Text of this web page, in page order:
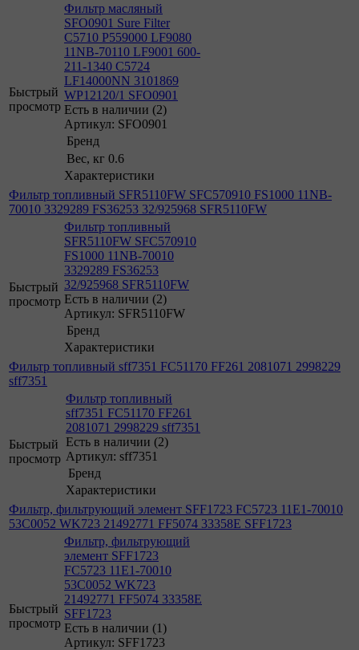
Быстрый
просмотр
Фильтр масляный
SFO0901 Sure Filter
C5710 P559000 LF9080
11NB-70110 LF9001 600-
211-1340 C5724
LF14000NN 3101869
WP12120/1 SFO0901
Есть в наличии (2)
Артикул: SFO0901
Бренд
Вес, кг 0.6
Характеристики
Фильтр топливный SFR5110FW SFC570910 FS1000 11NB-
70010 3329289 FS36253 32/925968 SFR5110FW
Быстрый
просмотр
Фильтр топливный
SFR5110FW SFC570910
FS1000 11NB-70010
3329289 FS36253
32/925968 SFR5110FW
Есть в наличии (2)
Артикул: SFR5110FW
Бренд
Характеристики
Фильтр топливный sff7351 FC51170 FF261 2081071 2998229
sff7351
Быстрый
просмотр
Фильтр топливный
sff7351 FC51170 FF261
2081071 2998229 sff7351
Есть в наличии (2)
Артикул: sff7351
Бренд
Характеристики
Фильтр, фильтрующий элемент SFF1723 FC5723 11E1-70010
53C0052 WK723 21492771 FF5074 33358E SFF1723
Быстрый
просмотр
Фильтр, фильтрующий
элемент SFF1723
FC5723 11E1-70010
53C0052 WK723
21492771 FF5074 33358E
SFF1723
Есть в наличии (1)
Артикул: SFF1723